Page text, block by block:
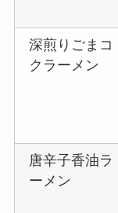
深煎りごまコ
クラーメン
唐辛子香油ラ
ーメン